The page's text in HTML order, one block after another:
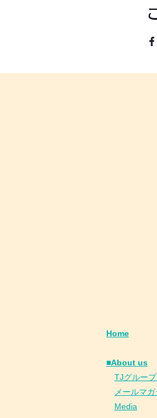
Home
■About us
TJグルー
メールマ
Media